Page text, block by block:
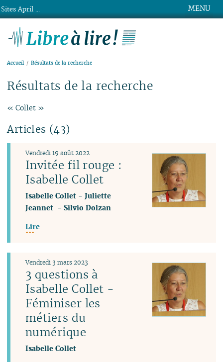
MENU
Accueil Résultats de la recherche
Résultats de la recherche
« Collet »
Articles (43)
Invitée fil rouge :
Isabelle Collet
Vendredi 19 août 2022
Isabelle Collet -Juliette
Jeannet -Silvio Dolzan
Lire
3 questions à
Isabelle Collet -
Féminiser les
métiers du
numérique
Vendredi 3 mars 2023
Isabelle Collet
Sites April ...